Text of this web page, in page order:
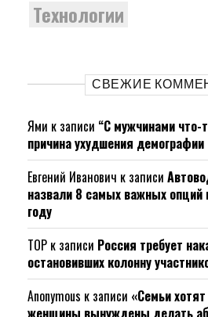
Технологии
СВЕЖИЕ
Ями к записи “С мужчинами что-
причина ухудшения демографии
Евгений Иванович к записи
назвали 8 самых важных опций
году
ТОР к записи Россия требует
остановивших колонну
Anonymous к записи «Семьи
женщины вынуждены делать